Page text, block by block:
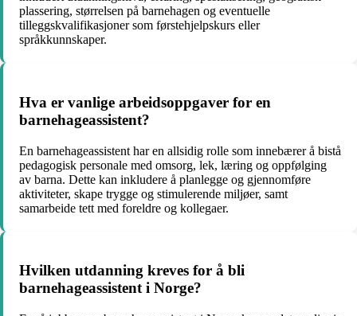
plassering, størrelsen på barnehagen og eventuelle
tilleggskvalifikasjoner som førstehjelpskurs eller
språkkunnskaper.
Hva er vanlige arbeidsoppgaver for en
barnehageassistent?
En barnehageassistent har en allsidig rolle som innebærer å bistå
pedagogisk personale med omsorg, lek, læring og oppfølging
av barna. Dette kan inkludere å planlegge og gjennomføre
aktiviteter, skape trygge og stimulerende miljøer, samt
samarbeide tett med foreldre og kollegaer.
Hvilken utdanning kreves for å bli
barnehageassistent i Norge?